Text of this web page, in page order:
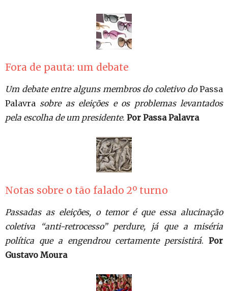
Fora de pauta: um debate
Um debate entre alguns membros do coletivo doPassa
Palavra sobre as eleições e os problemas levantados
pela escolha de um presidente. Por Passa Palavra
Notas sobre o tão falado 2º turno
Passadas as eleições, o temor é que essa alucinação
coletiva “anti-retrocesso” perdure, já que a miséria
política que a engendrou certamente persistirá.Por
Gustavo Moura